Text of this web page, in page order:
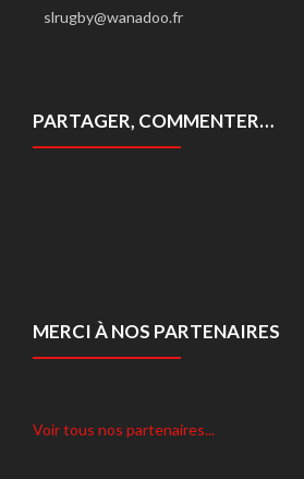
slrugby@wanadoo.fr
PARTAGER, COMMENTER…
MERCI À NOS PARTENAIRES
Voir tous nos partenaires...